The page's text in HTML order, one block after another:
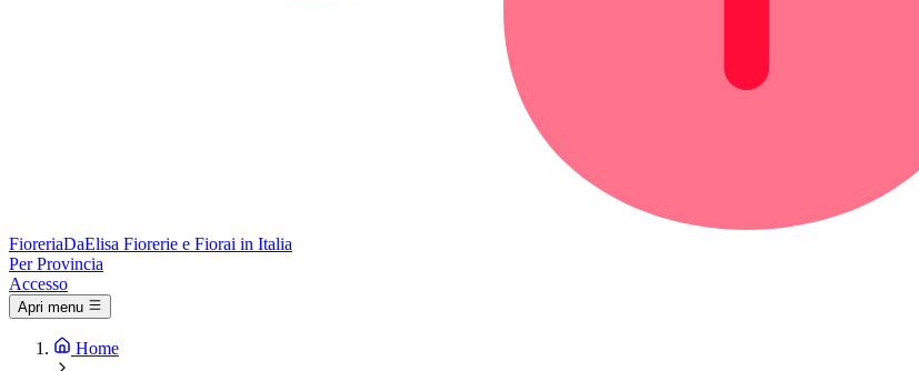
FioreriaDaElisa Fiorerie e Fiorai in Italia
Per Provincia
Accesso
Apri menu
Home